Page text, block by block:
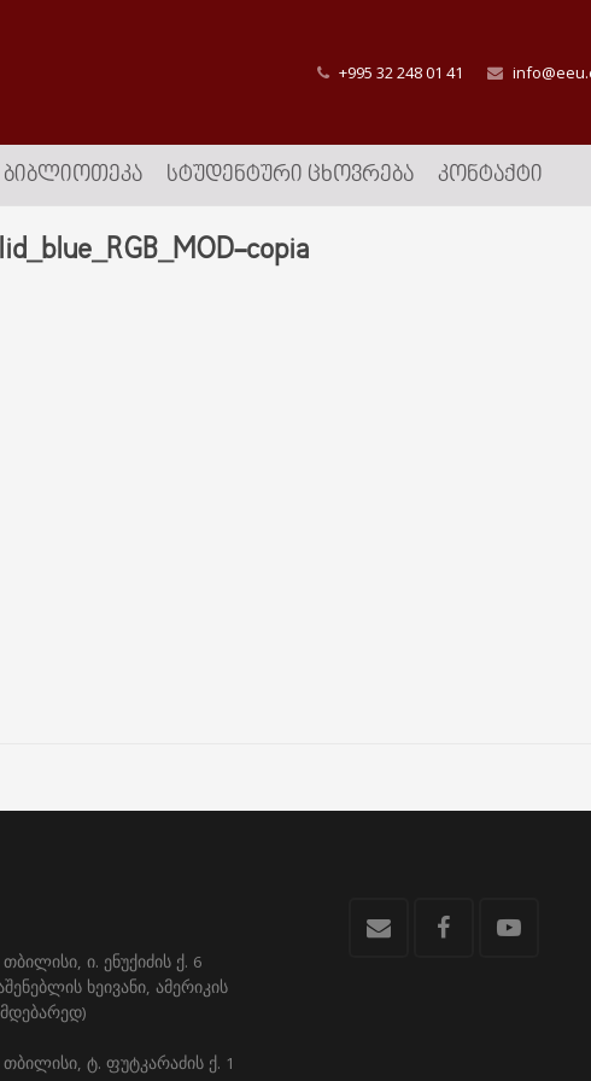
+995 32 248 01 41
ᲑᲘᲑᲚᲘᲝᲗᲔᲙᲐ ᲡᲢᲣᲓᲔᲜᲢᲣᲠᲘ ᲪᲮᲝᲕᲠᲔᲑᲐ ᲙᲝᲜᲢᲐᲥᲢᲘ
copia
თბილისი, ი. ენუქიძის ქ. 6
ხეივანი, ამერიკის
თბილისი, ტ. ფუტკარაძის ქ. 1